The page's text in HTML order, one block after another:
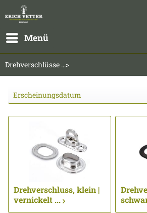
Menü
Drehverschlüsse ...>
Drehverschluss, klein |
vernickelt ...